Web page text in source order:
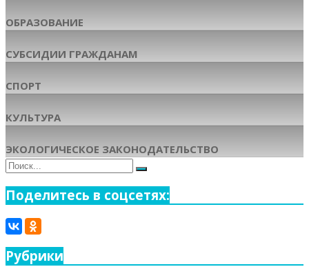
ОБРАЗОВАНИЕ
СУБСИДИИ ГРАЖДАНАМ
СПОРТ
КУЛЬТУРА
ЭКОЛОГИЧЕСКОЕ ЗАКОНОДАТЕЛЬСТВО
Поиск
Поиск
Поделитесь в соцсетях:
Рубрики